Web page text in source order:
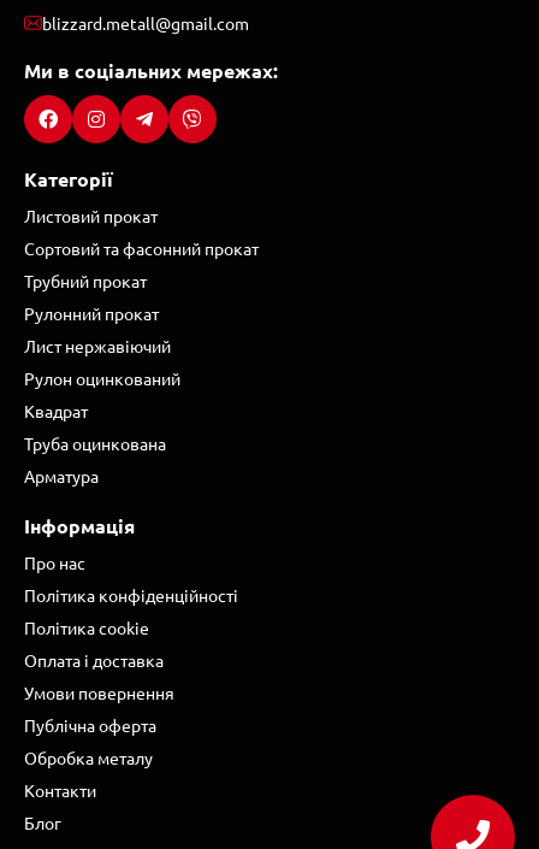
blizzard.metall@gmail.com
Ми в соціальних мережах:
Категорії
Листовий прокат
Сортовий та фасонний прокат
Трубний прокат
Рулонний прокат
Лист нержавіючий
Рулон оцинкований
Квадрат
Труба оцинкована
Арматура
Інформація
Про нас
Політика конфіденційності
Політика cookie
Оплата і доставка
Умови повернення
Публічна оферта
Обробка металу
Контакти
Блог